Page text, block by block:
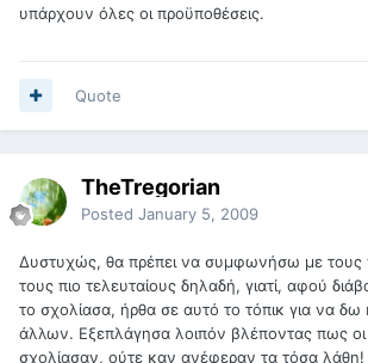
υπάρχουν όλες οι προϋποθέσεις.
Quote
TheTregorian
Posted January 5, 2009
Δυστυχώς, θα πρέπει να συμφωνήσω με τους
τους πιο τελευταίους δηλαδή, γιατί, αφού
το σχολίασα, ήρθα σε αυτό το τόπικ για να δω
άλλων. Εξεπλάγησα λοιπόν βλέποντας πως
σχολίασαν, ούτε καν ανέφεραν τα τόσα